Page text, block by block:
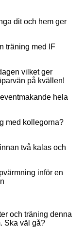
dit och hem ger
träning med IF
vilket ger
på kvällen!
hela
med kollegorna?
två kalas och
inför en
och träning denna
Ska väl gå?